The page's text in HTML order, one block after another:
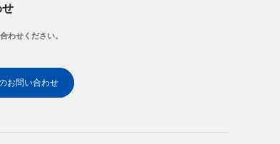
せ
わせください。
お問い合わせ